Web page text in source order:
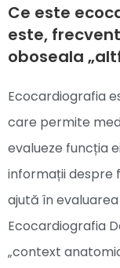
Ce este
este,
oboseala
Ecocardiografia
care permite
evalueze funcția
informații despre
ajută în
Ecocardiografia
„context